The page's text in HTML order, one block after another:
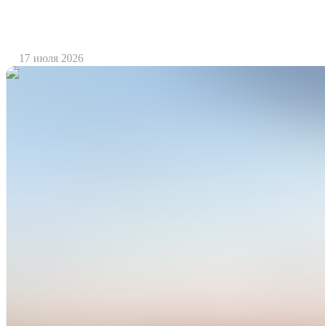
17 июля 2026